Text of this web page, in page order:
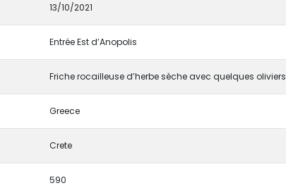
13/10/2021
Entrée Est d’Anopolis
Friche rocailleuse d’herbe sèche avec quelques oliviers
Greece
Crete
590